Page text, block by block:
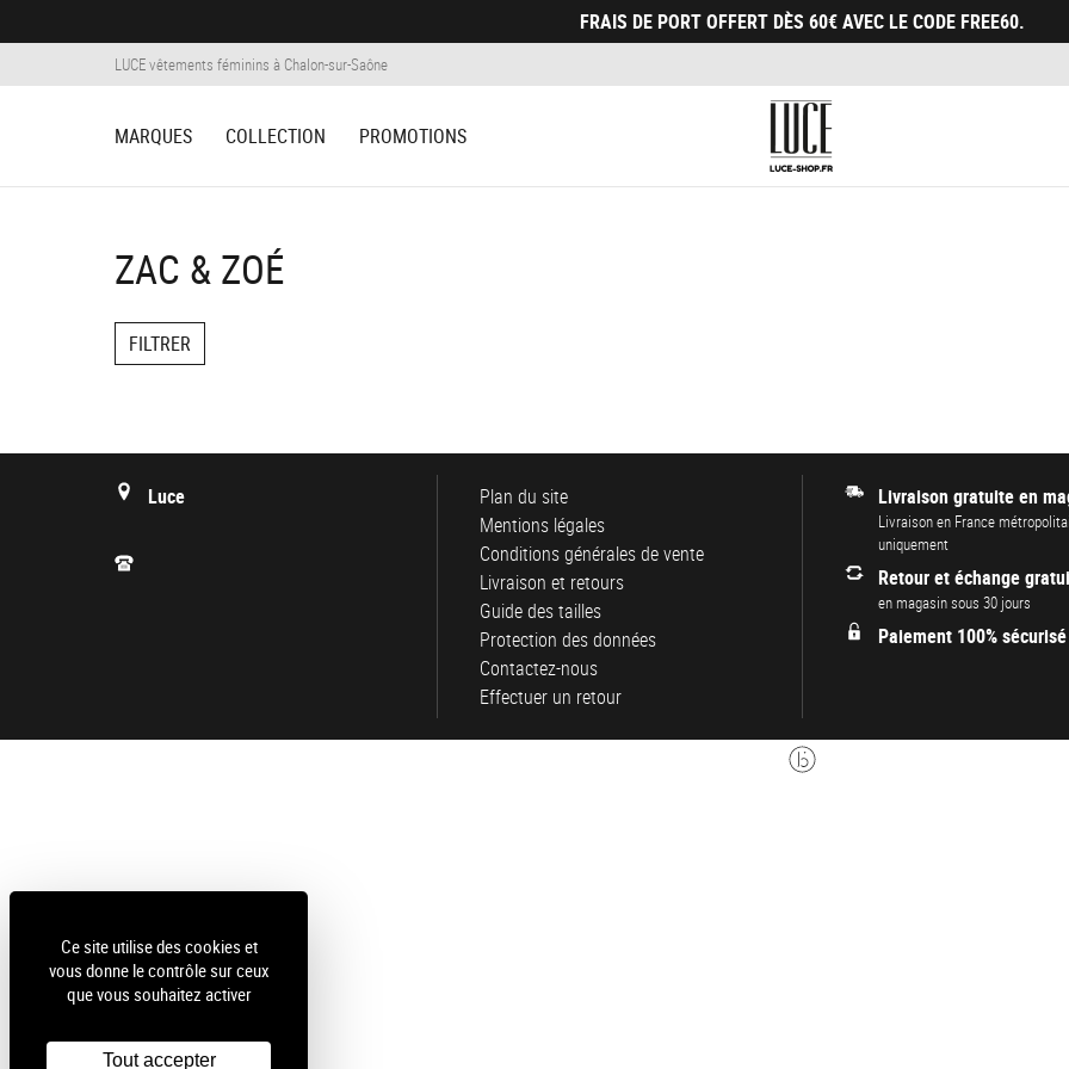
FRAIS DE PORT OFFERT DÈS 60€ AVEC LE CODE FREE60.
LUCE vêtements féminins à Chalon-sur-Saône
MARQUES COLLECTION PROMOTIONS
ZAC & ZOÉ
FILTRER
Luce
Plan du site
Mentions légales
Conditions générales de vente
Livraison et retours
Guide des tailles
Protection des données
Contactez-nous
Effectuer un retour
Livraison gratuite en
Livraison en France
uniquement
Retour et échange
en magasin sous 30 jours
Paiement 100% sécurisé
Réalisation twee b :
Ce site utilise des cookies et
vous donne le contrôle sur ceux
que vous souhaitez activer
Tout accepter